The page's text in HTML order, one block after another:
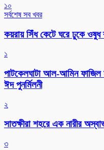
১০
সর্বশেষ সব খবর
কয়রায় সিঁধ কেটে ঘরে ঢুকে ওষুধ
১
পাটকেলঘাটা আল-আমিন ফাজিল
ঈদ পুনর্মিলনী
২
সাতক্ষীরা শহরে এক নারীর
৩